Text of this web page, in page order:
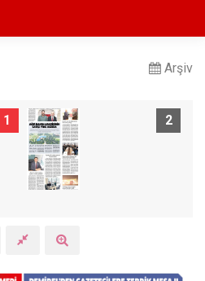
Arşiv
1 2